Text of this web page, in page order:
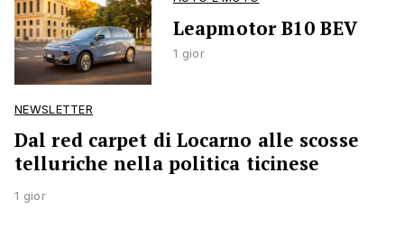
Leapmotor B10 BEV
1 gior
NEWSLETTER
Dal red carpet di Locarno alle scosse
telluriche nella politica ticinese
1 gior